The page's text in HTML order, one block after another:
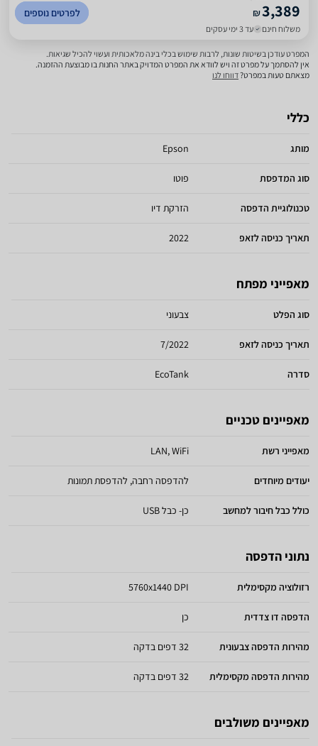
₪3,389
משלוח חינם עד 3 ימי עסקים
לפרטים נוספים
המפרט עודכן בשיטות שונות, לרבות שימוש בכלי בינה מלאכותית ועשוי להכיל שגיאות.
אין להסתמך על מפרט זה ויש לוודא את המפרט המדויק באתר החנות בו מבוצעת ההזמנה.
מצאתם טעות במפרט?דווחו לנו
כללי
מותג Epson
סוג המדפסת פוטו
טכנולוגיית הדפסה הזרקת דיו
תאריך כניסה לזאפ 2022
מאפייני מפתח
סוג הפלט צבעוני
תאריך כניסה לזאפ 7/2022
סדרה EcoTank
מאפיינים טכניים
מאפייני רשת LAN, WiFi
יעודים מיוחדים להדפסה רחבה, להדפסת תמונות
כולל כבל חיבור למחשב כן- כבל USB
נתוני הדפסה
רזולוציה מקסימלית 5760x1440 DPI
הדפסה דו צדדית כן
מהירות הדפסה צבעונית 32 דפים בדקה
מהירות הדפסה מקסימלית 32 דפים בדקה
מאפיינים משולבים